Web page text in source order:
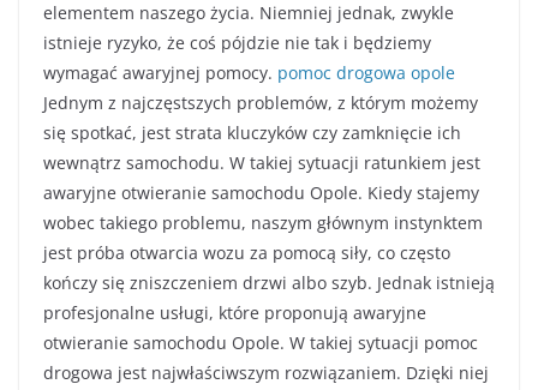
elementem naszego życia. Niemniej jednak, zwykle
istnieje ryzyko, że coś pójdzie nie tak i będziemy
wymagać awaryjnej pomocy. pomoc drogowa opole
Jednym z najczęstszych problemów, z którym możemy
się spotkać, jest strata kluczyków czy zamknięcie ich
wewnątrz samochodu. W takiej sytuacji ratunkiem jest
awaryjne otwieranie samochodu Opole. Kiedy stajemy
wobec takiego problemu, naszym głównym instynktem
jest próba otwarcia wozu za pomocą siły, co często
kończy się zniszczeniem drzwi albo szyb. Jednak istnieją
profesjonalne usługi, które proponują awaryjne
otwieranie samochodu Opole. W takiej sytuacji pomoc
drogowa jest najwłaściwszym rozwiązaniem. Dzięki niej